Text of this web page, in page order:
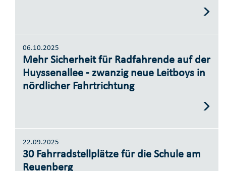
06.10.2025
Mehr Sicherheit für Radfahrende auf der
Huyssenallee - zwanzig neue Leitboys in
nördlicher Fahrtrichtung
22.09.2025
30 Fahrradstellplätze für die Schule am
Reuenberg